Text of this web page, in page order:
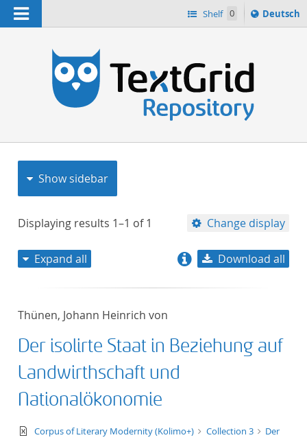
Navigation Shelf 0
Sprache
ï¿½ndern
Deutsch
Show sidebar
Displaying results 1–1 of1 Change display
title descending
format
Expand all Download all
Thünen, Johann Heinrich von
Der isolirte Staat in Beziehung auf
Landwirthschaft und
Nationalökonomie
text/xml
Corpus of Literary Modernity (Kolimo+) Collection 3
Der